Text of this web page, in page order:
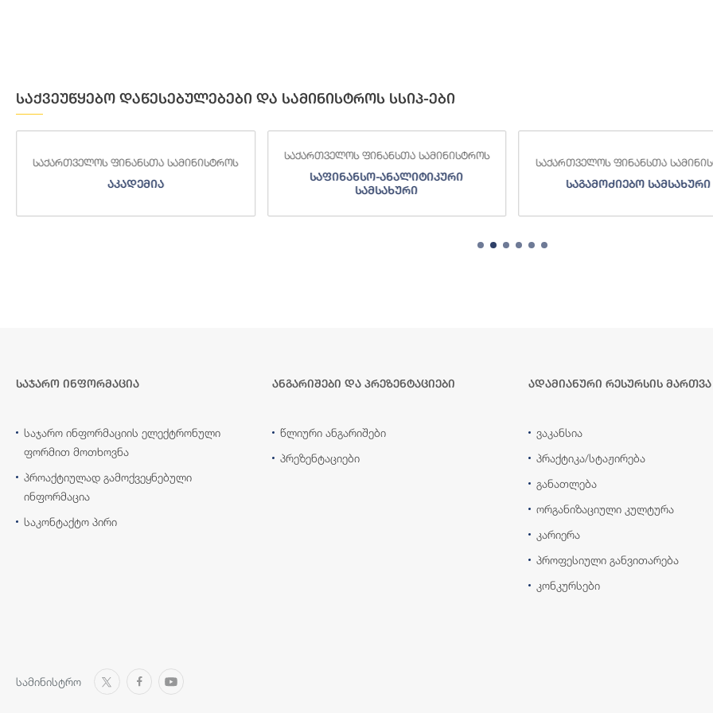
საქვეუწყებო დაწესებულებები და სამინისტროს სსიპ-ები
საფინანსო-ანალიტიკური
სამსახური
საქართველოს ფინანსთა სამინისტროს
საგამოძიებო სამსახური
საქართველოს ფინანსთა
შემოსავლების სამსახური
საჯარო ინფორმაცია
საჯარო ინფორმაციის ელექტრონული
ფორმით მოთხოვნა
პროაქტიულად გამოქვეყნებული
ინფორმაცია
საკონტაქტო პირი
ანგარიშები და პრეზენტაციები
წლიური ანგარიშები
პრეზენტაციები
ადამიანური რესურსის მართვა
ვაკანსია
პრაქტიკა/სტაჟირება
განათლება
ორგანიზაციული კულტურა
კარიერა
პროფესიული განვითარება
კონკურსები
სამინისტრო